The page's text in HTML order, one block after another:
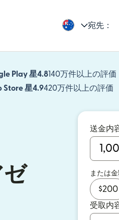
宛先：
Play 星4.8140万件以上の評価
Store 星4.9420万件以上の評価
送金内
または
$200
受取内